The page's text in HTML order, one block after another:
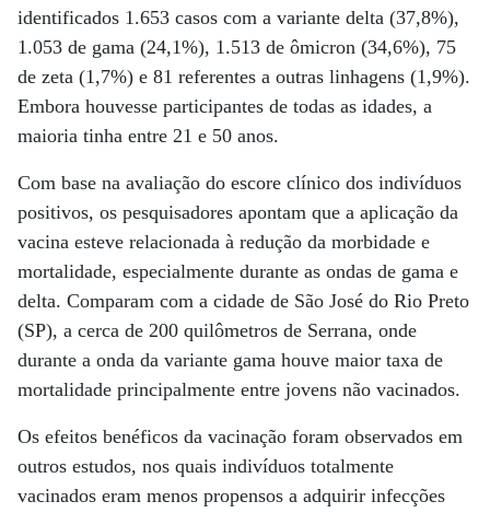
identificados 1.653 casos com a variante delta (37,8%),
1.053 de gama (24,1%), 1.513 de ômicron (34,6%), 75
de zeta (1,7%) e 81 referentes a outras linhagens (1,9%).
Embora houvesse participantes de todas as idades, a
maioria tinha entre 21 e 50 anos.
Com base na avaliação do escore clínico dos indivíduos
positivos, os pesquisadores apontam que a aplicação da
vacina esteve relacionada à redução da morbidade e
mortalidade, especialmente durante as ondas de gama e
delta. Comparam com a cidade de São José do Rio Preto
(SP), a cerca de 200 quilômetros de Serrana, onde
durante a onda da variante gama houve maior taxa de
mortalidade principalmente entre jovens não vacinados.
Os efeitos benéficos da vacinação foram observados em
outros estudos, nos quais indivíduos totalmente
vacinados eram menos propensos a adquirir infecções